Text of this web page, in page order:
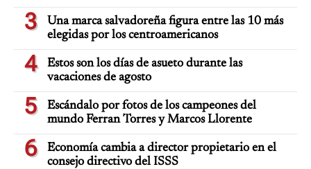
3
Una marca salvadoreña figura entre las 10 más
elegidas por los centroamericanos
4
Estos son los días de asueto durante las
vacaciones de agosto
5
Escándalo por fotos de los campeones del
mundo Ferran Torres y Marcos Llorente
6
Economía cambia a director propietario en el
consejo directivo del ISSS